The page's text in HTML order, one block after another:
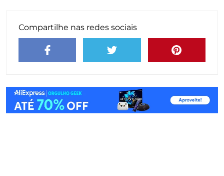
Compartilhe nas redes sociais